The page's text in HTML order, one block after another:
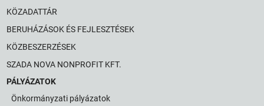
KÖZADATTÁR
BERUHÁZÁSOK ÉS FEJLESZTÉSEK
KÖZBESZERZÉSEK
SZADA NOVA NONPROFIT KFT.
PÁLYÁZATOK
Önkormányzati pályázatok